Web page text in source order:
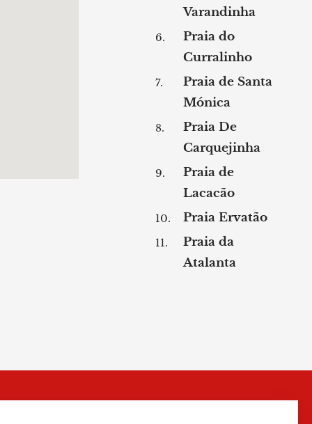
Varandinha
Praia do
Curralinho
Praia de Santa
Mónica
Praia De
Carquejinha
Praia de
Lacacão
Praia Ervatão
Praia da
Atalanta